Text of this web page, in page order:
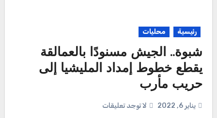
رئيسية محليات
شبوة.. الجيش مسنودًا بالعمالقة
يقطع خطوط إمداد المليشيا إلى
حريب مأرب
يناير 6, 2022 لا توجد تعليقات